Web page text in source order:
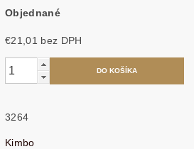
Objednané
€21,01 bez DPH
3264
Kimbo